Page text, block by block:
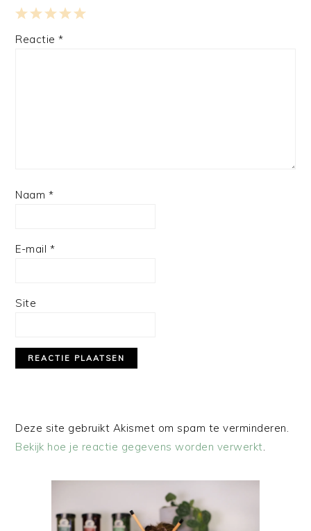
4
3
2
1
Reactie*
Naam *
E-mail *
Site
Deze site gebruikt Akismet om spam te verminderen.
Bekijk hoe je reactie gegevens worden verwerkt.